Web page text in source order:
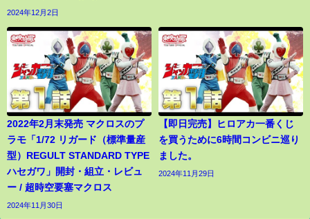
2024年12月2日
2022年2月末発売 マクロスのプ
ラモ「1/72 リガード（標準量産
型）REGULT STANDARD TYPE
ハセガワ」開封・組立・レビュ
ー / 超時空要塞マクロス
2024年11月30日
【即日完売】ヒロアカ一番くじ
を買うために6時間コンビニ巡り
ました。
2024年11月29日